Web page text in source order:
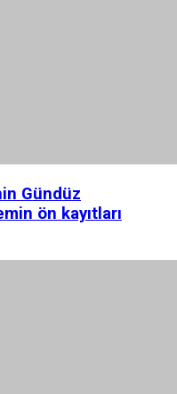
Gündüz
ön kayıtları